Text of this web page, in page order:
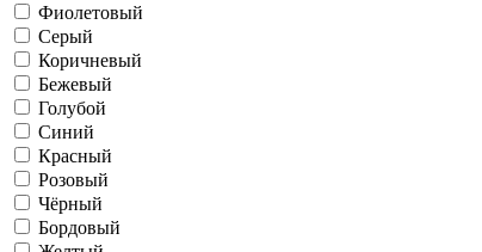
Фиолетовый
Серый
Коричневый
Бежевый
Голубой
Синий
Красный
Розовый
Чёрный
Бордовый